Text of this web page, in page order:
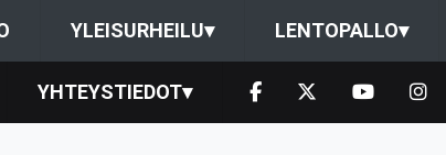
YLEISURHEILU▾ LENTOPALLO▾
YHTEYSTIEDOT▾